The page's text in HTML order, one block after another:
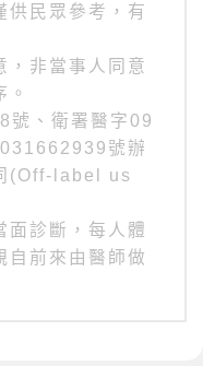
供民眾參考，有
，非當事人同意
號、衛署醫字09
號辦
(Off-label us
面診斷，每人體
自前來由醫師做